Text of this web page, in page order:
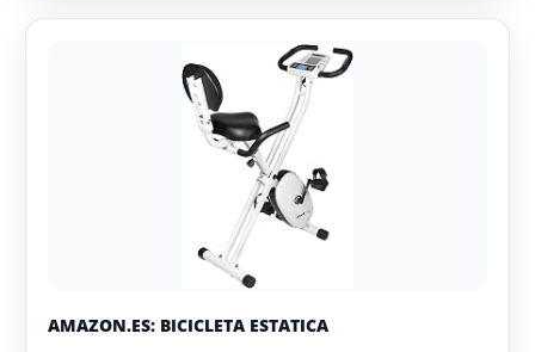
AMAZON.ES: BICICLETA ESTATICA